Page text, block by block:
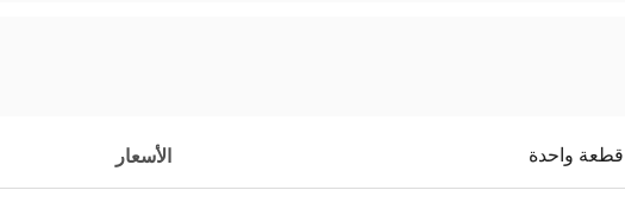
قطعة واحدة الأسعار